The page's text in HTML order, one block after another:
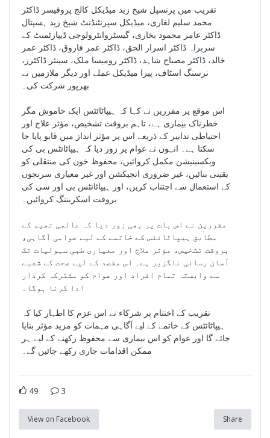
تقریب میں پرنسپل شیخ زید میڈیکل کالج پروفیسر ڈاکٹر
محمد سلیم لغاری، میڈیکل سپرنٹنڈنٹ شیخ زید ہسپتال
ڈاکٹر عامر محمود بخاری، گیسٹروانٹرولوجی ڈیپارٹمنٹ کے
سربراہ ڈاکٹر اسرار الحق، ڈاکٹر عمر فاروق، ڈاکٹر عمر
خالد، ڈاکٹر مصباح شاہد، ڈاکٹر رومیسا ملک، سینئر ڈاکٹرز،
نرسنگ اسٹاف، پیرا میڈیکل عملے اور دیگر ملازمین نے
بھرپور شرکت کی۔
اس موقع پر مقررین نے کہا کہ ہیپاٹائٹس ایک خاموش مگر
خطرناک بیماری ہے، تاہم بروقت تشخیص، مؤثر علاج اور
احتیاطی تدابیر کے ذریعے اس پر مؤثر انداز میں قابو پایا جا
سکتا ہے۔ انہوں نے عوام پر زور دیا کہ ہیپاٹائٹس بی کی
ویکسینیشن مکمل کروائیں، محفوظ خون کی منتقلی کو
یقینی بنائیں، غیر ضروری انجیکشن اور غیر معیاری سرنجوں
کے استعمال سے اجتناب کریں، اور ہیپاٹائٹس بی اور سی کی
بروقت اسکریننگ کروائیں۔
مقررین نے اس بات پر بھی زور دیا کہ عالمی تھیم کے
مطابق ہیپاٹائٹس کے خاتمے کے لیے عوامی آگاہی،
بروقت تشخیص، مؤثر علاج اور معیاری طبی سہولیات تک
آسان رسائی ناگزیر ہے۔ اس مقصد کے لیے صحت کے شعبے
سے وابستہ تمام افراد اور عوام کو مشترکہ کردار
ادا کرنا ہوگا۔
تقریب کے اختتام پر شرکاء نے اس عزم کا اظہار کیا کہ
ہیپاٹائٹس کے خاتمے کے لیے آگاہی مہمات کو مزید مؤثر بنایا
جائے گا اور عوام کو اس بیماری سے محفوظ رکھنے کے لیے ہر
ممکن اقدامات جاری رکھے جائیں گے۔
49 3
View on Facebook Share